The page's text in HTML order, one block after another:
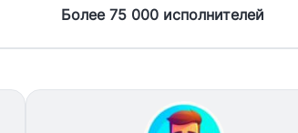
Более 75 000 исполнителей